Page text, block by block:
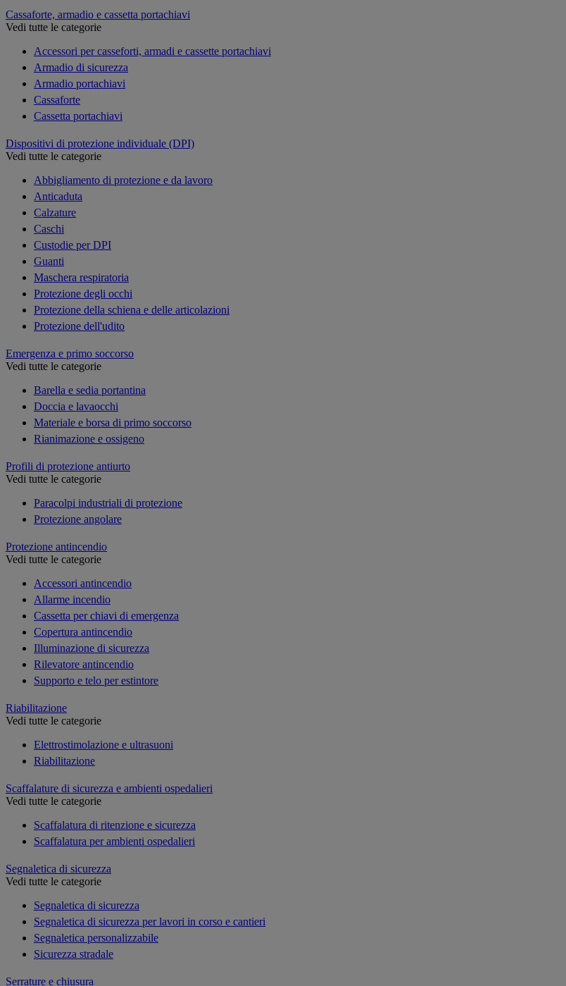
Cassaforte, armadio e cassetta portachiavi
Vedi tutte le categorie
Accessori per casseforti, armadi e cassette portachiavi
Armadio di sicurezza
Armadio portachiavi
Cassaforte
Cassetta portachiavi
Dispositivi di protezione individuale (DPI)
Vedi tutte le categorie
Abbigliamento di protezione e da lavoro
Anticaduta
Calzature
Caschi
Custodie per DPI
Guanti
Maschera respiratoria
Protezione degli occhi
Protezione della schiena e delle articolazioni
Protezione dell'udito
Emergenza e primo soccorso
Vedi tutte le categorie
Barella e sedia portantina
Doccia e lavaocchi
Materiale e borsa di primo soccorso
Rianimazione e ossigeno
Profili di protezione antiurto
Vedi tutte le categorie
Paracolpi industriali di protezione
Protezione angolare
Protezione antincendio
Vedi tutte le categorie
Accessori antincendio
Allarme incendio
Cassetta per chiavi di emergenza
Copertura antincendio
Illuminazione di sicurezza
Rilevatore antincendio
Supporto e telo per estintore
Riabilitazione
Vedi tutte le categorie
Elettrostimolazione e ultrasuoni
Riabilitazione
Scaffalature di sicurezza e ambienti ospedalieri
Vedi tutte le categorie
Scaffalatura di ritenzione e sicurezza
Scaffalatura per ambienti ospedalieri
Segnaletica di sicurezza
Vedi tutte le categorie
Segnaletica di sicurezza
Segnaletica di sicurezza per lavori in corso e cantieri
Segnaletica personalizzabile
Sicurezza stradale
Serrature e chiusura